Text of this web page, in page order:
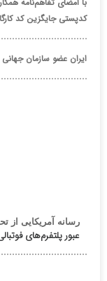
کدپستی جایگزین کد
ایران عضو سازمان
رسانه آمریکایی از
عبور پلتفرم‌های